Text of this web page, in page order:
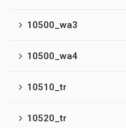
10500_wa3
10500_wa4
10510_tr
10520_tr